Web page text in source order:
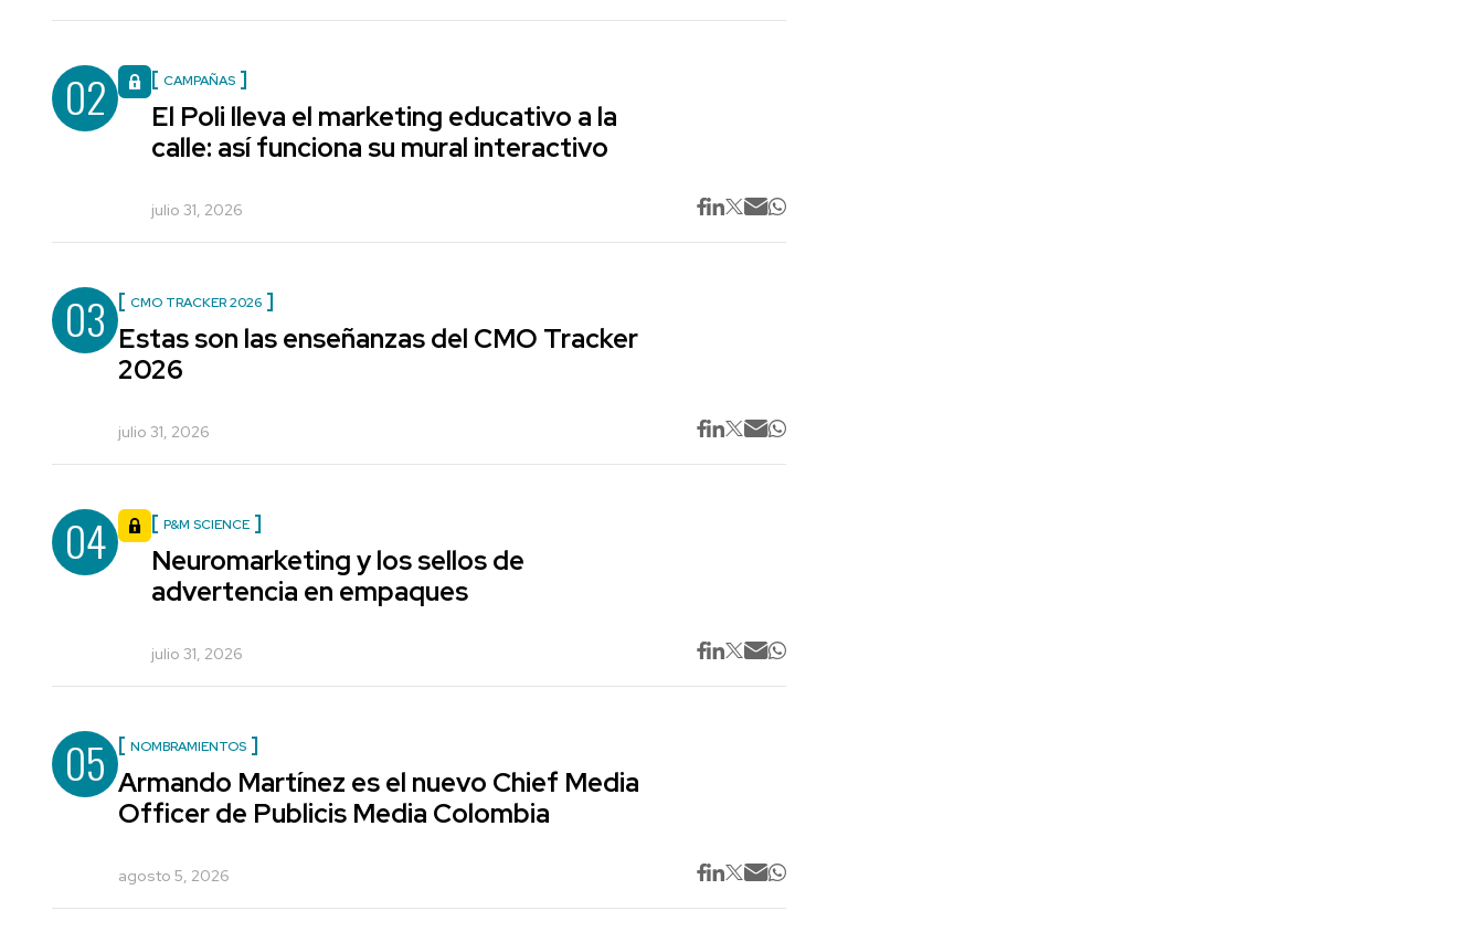
02 CAMPAÑAS
El Poli lleva el marketing educativo a la
calle: así funciona su mural interactivo
julio 31, 2026
03 CMO TRACKER 2026
Estas son las enseñanzas del CMO Tracker
2026
julio 31, 2026
04 P&M SCIENCE
Neuromarketing y los sellos de
advertencia en empaques
julio 31, 2026
05 NOMBRAMIENTOS
Armando Martínez es el nuevo Chief Media
Officer de Publicis Media Colombia
agosto 5, 2026